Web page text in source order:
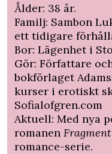
Ålder: 38 år.
Familj: Sambon
ett tidigare
Bor: Lägenhet i
Gör: Författare
bokförlaget
kurser i erotiskt
Sofialofgren.com
Aktuell: Med nya
romanen
romance-serie.